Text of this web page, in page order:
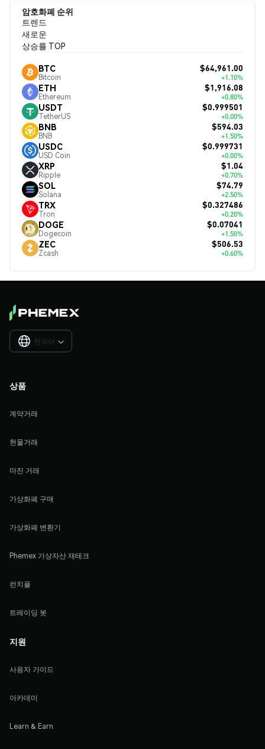
암호화폐 순위
트렌드
새로운
상승률 TOP
BTC
Bitcoin
$64,961.00
+1.10%
ETH
Ethereum
$1,916.08
+0.80%
USDT
TetherUS
$0.999501
+0.00%
BNB
BNB
$594.03
+1.50%
USDC
USD Coin
$0.999731
+0.00%
XRP
Ripple
$1.04
+0.70%
SOL
Solana
$74.79
+2.50%
TRX
Tron
$0.327486
+0.20%
DOGE
Dogecoin
$0.07041
+1.50%
ZEC
Zcash
$506.53
+0.60%
한국어 
상품
계약거래
현물거래
마진 거래
가상화폐 구매
가상화폐 변환기
Phemex 가상자산 재테크
런치풀
트레이딩 봇
지원
사용자 가이드
아카데미
Learn & Earn